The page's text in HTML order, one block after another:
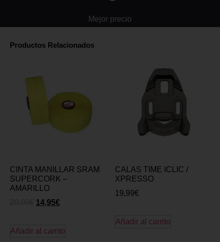
Mejor precio
Productos Relacionados
CINTA MANILLAR SRAM
SUPERCORK –
AMARILLO
14,95€
Añadir al carrito
CALAS TIME ICLIC /
XPRESSO
19,99€
Añadir al carrito